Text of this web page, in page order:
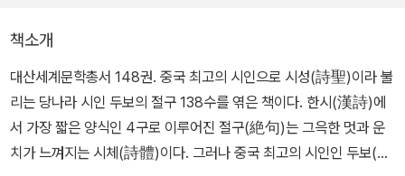
책소개
대산세계문학총서 148권. 중국 최고의 시인으로 시성(詩聖)이라 불
리는 당나라 시인 두보의 절구 138수를 엮은 책이다. 한시(漢詩)에
서 가장 짧은 양식인 4구로 이루어진 절구(絶句)는 그윽한 멋과 운
치가 느껴지는 시체(詩體)이다. 그러나 중국 최고의 시인인 두보(杜